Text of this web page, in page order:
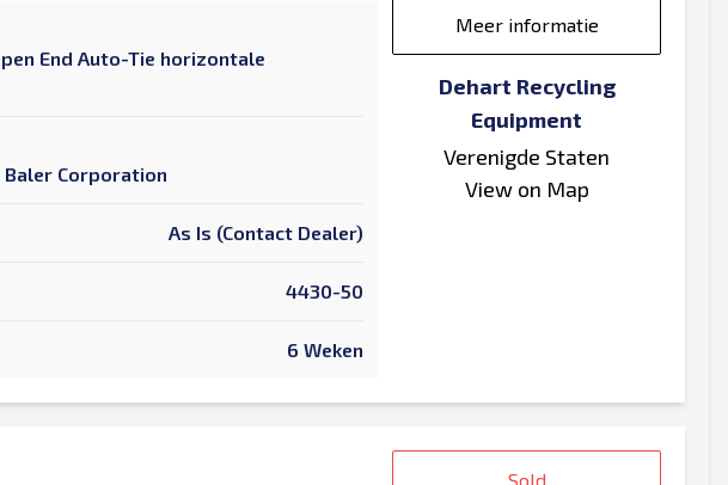
End Auto-Tie horizontale
Corporation
As Is (Contact Dealer)
4430-50
6 Weken
Meer informatie
Dehart Recycling
Equipment
Verenigde Staten
View on Map
Sold